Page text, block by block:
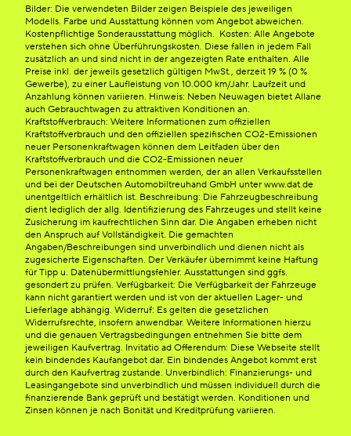
Bilder: Die verwendeten Bilder zeigen Beispiele des jeweiligen
Modells. Farbe und Ausstattung können vom Angebot abweichen.
Kostenpflichtige Sonderausstattung möglich. Kosten: Alle Angebote
verstehen sich ohne Überführungskosten. Diese fallen in jedem Fall
zusätzlich an und sind nicht in der angezeigten Rate enthalten. Alle
Preise inkl. der jeweils gesetzlich gültigen MwSt., derzeit 19 % (0 %
Gewerbe), zu einer Laufleistung von 10.000 km/Jahr. Laufzeit und
Anzahlung können variieren. Hinweis: Neben Neuwagen bietet Allane
auch Gebrauchtwagen zu attraktiven Konditionen an.
Kraftstoffverbrauch: Weitere Informationen zum offiziellen
Kraftstoffverbrauch und den offiziellen spezifischen CO2-Emissionen
neuer Personenkraftwagen können dem Leitfaden über den
Kraftstoffverbrauch und die CO2-Emissionen neuer
Personenkraftwagen entnommen werden, der an allen Verkaufsstellen
und bei der Deutschen Automobiltreuhand GmbH unter www.dat.de
unentgeltlich erhältlich ist. Beschreibung: Die Fahrzeugbeschreibung
dient lediglich der allg. Identifizierung des Fahrzeuges und stellt keine
Zusicherung im kaufrechtlichen Sinn dar. Die Angaben erheben nicht
den Anspruch auf Vollständigkeit. Die gemachten
Angaben/Beschreibungen sind unverbindlich und dienen nicht als
zugesicherte Eigenschaften. Der Verkäufer übernimmt keine Haftung
für Tipp u. Datenübermittlungsfehler. Ausstattungen sind ggfs.
gesondert zu prüfen. Verfügbarkeit: Die Verfügbarkeit der Fahrzeuge
kann nicht garantiert werden und ist von der aktuellen Lager- und
Lieferlage abhängig. Widerruf: Es gelten die gesetzlichen
Widerrufsrechte, insofern anwendbar. Weitere Informationen hierzu
und die genauen Vertragsbedingungen entnehmen Sie bitte dem
jeweiligen Kaufvertrag. Invitatio ad Offerendum: Diese Webseite stellt
kein bindendes Kaufangebot dar. Ein bindendes Angebot kommt erst
durch den Kaufvertrag zustande. Unverbindlich: Finanzierungs- und
Leasingangebote sind unverbindlich und müssen individuell durch die
finanzierende Bank geprüft und bestätigt werden. Konditionen und
Zinsen können je nach Bonität und Kreditprüfung variieren.